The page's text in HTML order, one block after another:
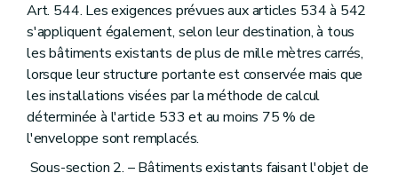
Art. 544. Les exigences prévues aux articles 534 à 542
s'appliquent également, selon leur destination, à tous
les bâtiments existants de plus de mille mètres carrés,
lorsque leur structure portante est conservée mais que
les installations visées par la méthode de calcul
déterminée à l'article 533 et au moins 75 % de
l'enveloppe sont remplacés.
Sous-section 2. – Bâtiments existants faisant l'objet de